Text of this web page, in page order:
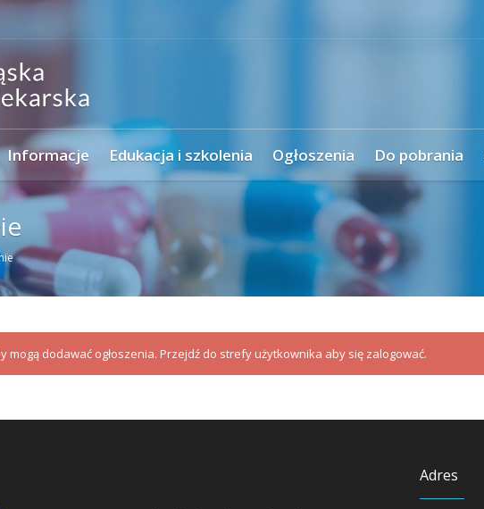
Informacje Edukacja i szkolenia Ogłoszenia Do pobrania
mogą dodawać ogłoszenia. Przejdź do strefy użytkownika aby się zalogować.
Adres